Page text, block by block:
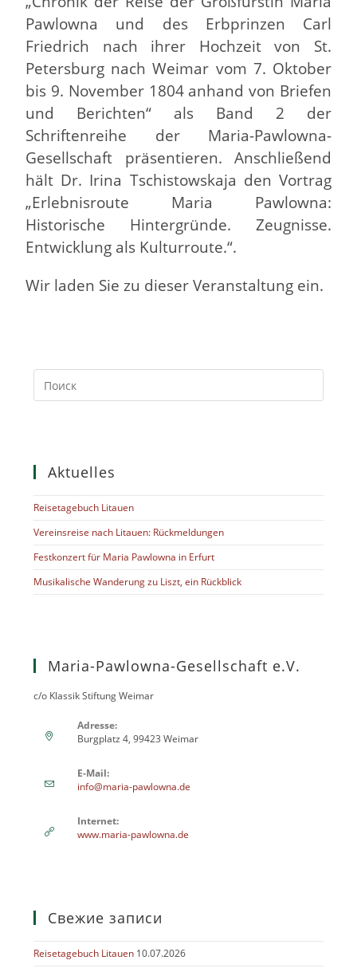
Pawlowna und des Erbprinzen Carl
Friedrich nach ihrer Hochzeit von St.
Petersburg nach Weimar vom 7. Oktober
bis 9. November 1804 anhand von Briefen
und Berichten“ als Band 2 der
Schriftenreihe der Maria-Pawlowna-
Gesellschaft präsentieren. Anschließend
hält Dr. Irina Tschistowskaja den Vortrag
„Erlebnisroute Maria Pawlowna:
Historische Hintergründe. Zeugnisse.
Entwicklung als Kulturroute.“.
Wir laden Sie zu dieser Veranstaltung ein.
Aktuelles
Reisetagebuch Litauen
Vereinsreise nach Litauen: Rückmeldungen
Festkonzert für Maria Pawlowna in Erfurt
Musikalische Wanderung zu Liszt, ein Rückblick
Maria-Pawlowna-Gesellschaft e.V.
c/o Klassik Stiftung Weimar
Adresse:
Burgplatz 4, 99423 Weimar
E-Mail:
info@maria-pawlowna.de
Internet:
www.maria-pawlowna.de
Свежие записи
Reisetagebuch Litauen 10.07.2026